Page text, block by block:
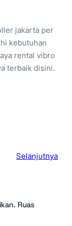
jakarta per
kebutuhan
rental vibro
terbaik disini.
Selanjutnya
Ruas